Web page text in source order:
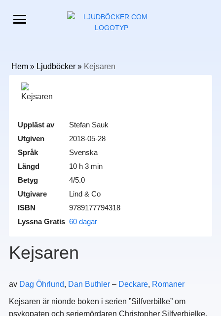
Hem» Ljudböcker» Kejsaren
Uppläst av
Stefan Sauk
Utgiven
2018-05-28
Språk
Svenska
Längd
10 h 3 min
Betyg
4/5.0
Utgivare
Lind & Co
ISBN
9789177794318
Lyssna Gratis 60 dagar
Kejsaren
av Dag Öhrlund, Dan Buthler – Deckare, Romaner
Kejsaren är nionde boken i serien ”Silfverbilke” om
psykopaten och seriemördaren Christopher Silfverbielke.